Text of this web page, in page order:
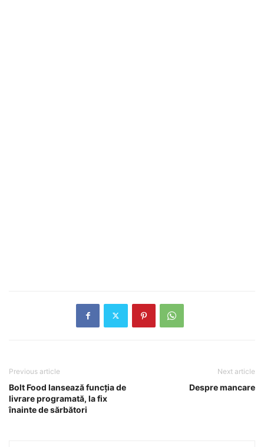
Previous article
Bolt Food lansează funcţia de
livrare programată, la fix
înainte de sărbători
Next article
Despre mancare